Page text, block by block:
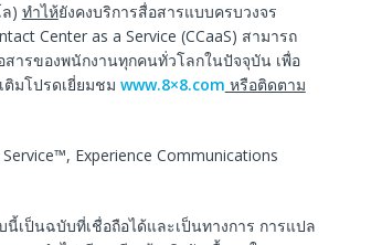
) ทําไห้ยังคงบริการสื่อสารแบบครบวงจร
Center as a Service (CCaaS) สามารถ
ารของพนักงานทุกคนทั่วโลกในปัจจุบัน เพื่อ
มโปรดเยี่ยมชม www.8×8.com หรือติดตาม
Experience Communications
ป็นฉบับที่เชื่อถือได้และเป็นทางการ การแปล